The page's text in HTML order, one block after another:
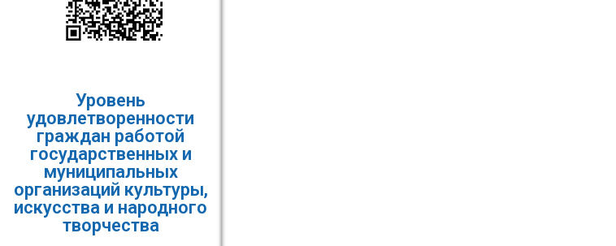
Уровень
удовлетворенности
граждан работой
государственных и
муниципальных
организаций культуры,
искусства и народного
творчества